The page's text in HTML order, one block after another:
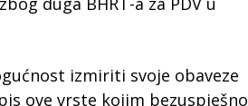
izmiriti svoje obaveze
ove vrste kojim bezuspješno